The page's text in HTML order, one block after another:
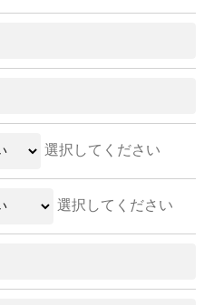
選択してください
選択してください